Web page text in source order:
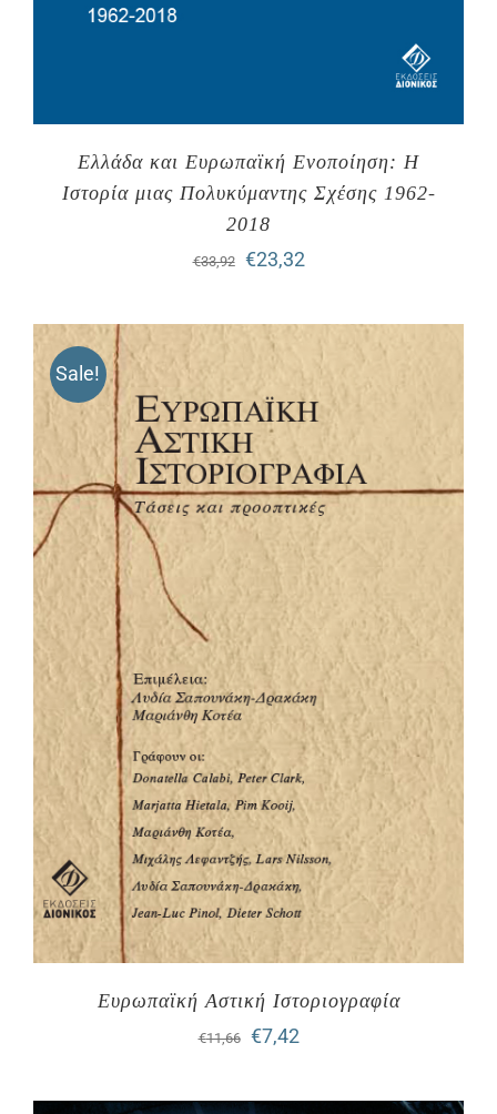
Ελλάδα και Ευρωπαϊκή Ενοποίηση: Η
Ιστορία μιας Πολυκύμαντης Σχέσης 1962-
2018
€33,92
Original
was:
€33,92.
€23,32Η
είναι:
€23,32.
Sale!
Ευρωπαϊκή Αστική Ιστοριογραφία
€11,66
Original
€7,42Η